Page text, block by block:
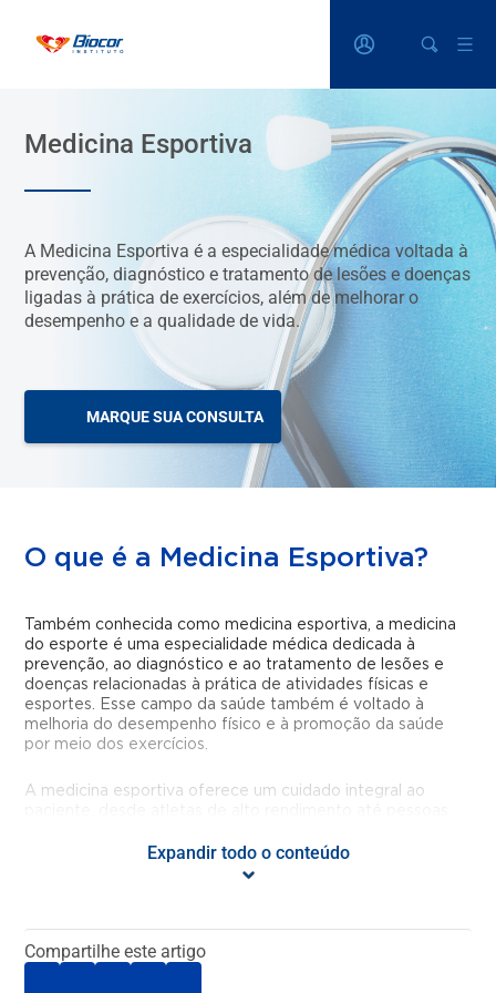
Medicina Esportiva
A Medicina Esportiva é a especialidade médica voltada à
prevenção, diagnóstico e tratamento de lesões e doenças
ligadas à prática de exercícios, além de melhorar o
desempenho e a qualidade de vida.
MARQUE SUA CONSULTA
O que é a Medicina Esportiva?
Também conhecida como medicina esportiva, a medicina
do esporte é uma especialidade médica dedicada à
prevenção, ao diagnóstico e ao tratamento de lesões e
doenças relacionadas à prática de atividades físicas e
esportes. Esse campo da saúde também é voltado à
melhoria do desempenho físico e à promoção da saúde
por meio dos exercícios.
A medicina esportiva oferece um cuidado integral ao
saudável. Para isso, integra conhecimentos de diversas
especialidades, como ortopedia, fisiologia do exercício,
Quais doenças ou condições são
Expandir todo o conteúdo
Compartilhe este artigo